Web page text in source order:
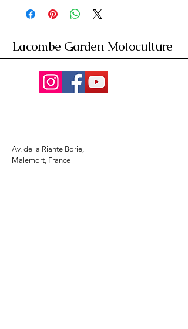
Lacombe Garden Motoculture
Av. de la Riante Borie,
Malemort, France